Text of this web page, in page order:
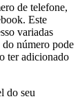
de telefone,
Este
variadas
número pode
ter adicionado
do seu